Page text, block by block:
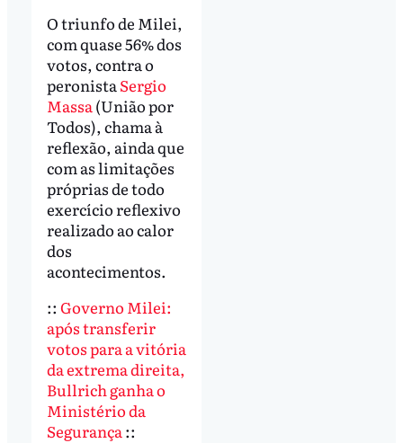
O triunfo de Milei,
com quase 56% dos
votos, contra o
peronista Sergio
Massa (União por
Todos), chama à
reflexão, ainda que
com as limitações
próprias de todo
exercício reflexivo
realizado ao calor
dos
acontecimentos.
:: Governo Milei:
após transferir
votos para a vitória
da extrema direita,
Bullrich ganha o
Ministério da
Segurança ::